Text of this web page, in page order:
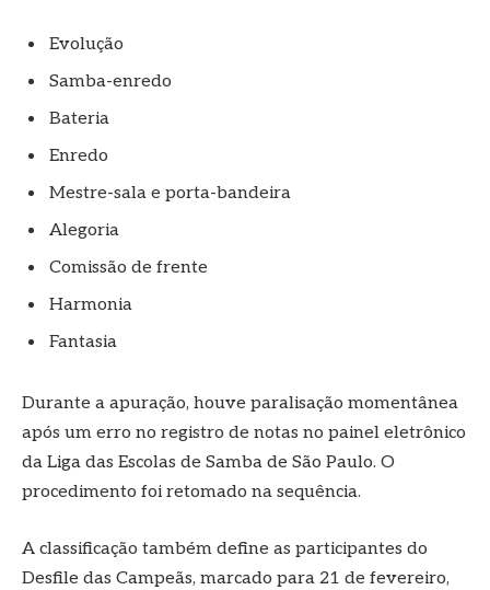
Evolução
Samba-enredo
Bateria
Enredo
Mestre-sala e porta-bandeira
Alegoria
Comissão de frente
Harmonia
Fantasia
Durante a apuração, houve paralisação momentânea
após um erro no registro de notas no painel eletrônico
da Liga das Escolas de Samba de São Paulo. O
procedimento foi retomado na sequência.
A classificação também define as participantes do
Desfile das Campeãs, marcado para 21 de fevereiro,